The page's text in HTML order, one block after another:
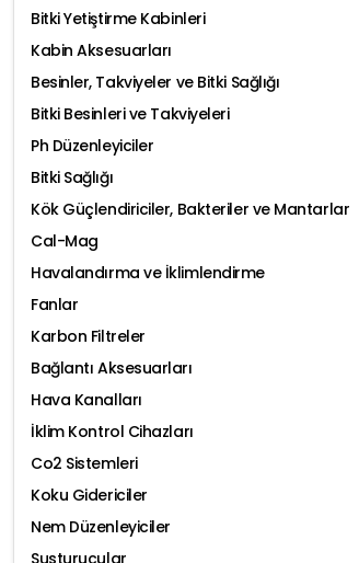
Bitki Yetiştirme Kabinleri
Kabin Aksesuarları
Besinler, Takviyeler ve Bitki Sağlığı
Bitki Besinleri ve Takviyeleri
Ph Düzenleyiciler
Bitki Sağlığı
Kök Güçlendiriciler, Bakteriler ve Mantarlar
Cal-Mag
Havalandırma ve İklimlendirme
Fanlar
Karbon Filtreler
Bağlantı Aksesuarları
Hava Kanalları
İklim Kontrol Cihazları
Co2 Sistemleri
Koku Gidericiler
Nem Düzenleyiciler